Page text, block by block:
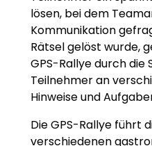
lösen, bei dem
Kommunikation
Rätsel gelöst wurde,
GPS-Rallye durch die
Teilnehmer an
Hinweise und
Die GPS-Rallye führt
verschiedenen